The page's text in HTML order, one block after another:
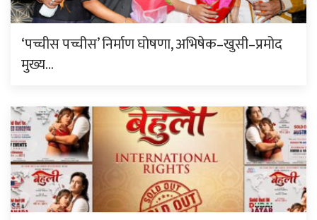
‘पच्चीस पच्चीस’ निर्माण घोषणा, अभिषेक–खुसी–प्रमोद
मुख्य…